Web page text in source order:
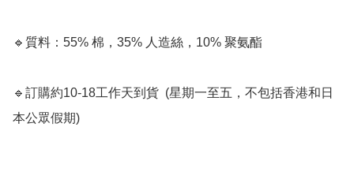
🔹質料：55% 棉，35% 人造絲，10% 聚氨酯
🔹訂購約10-18工作天到貨  (星期一至五，不包括香港和日
本公眾假期) ﻿